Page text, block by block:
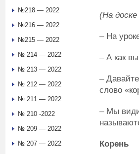
(На
– На
– А как
–
слово
– Мы
Корень
№218 — 2022
№216 — 2022
№215 — 2022
№ 214 — 2022
№ 213 — 2022
№ 212 — 2022
№ 211 — 2022
№ 210 -2022
№ 209 — 2022
№ 207 — 2022